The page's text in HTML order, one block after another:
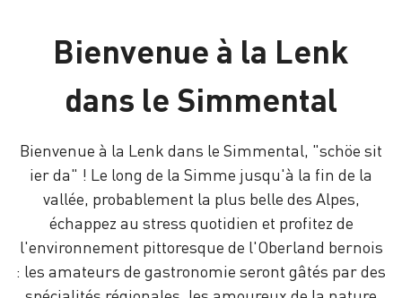
Bienvenue à la Lenk
dans le Simmental
Bienvenue à la Lenk dans le Simmental, "schöe sit
ier da" ! Le long de la Simme jusqu'à la fin de la
vallée, probablement la plus belle des Alpes,
échappez au stress quotidien et profitez de
l'environnement pittoresque de l'Oberland bernois
: les amateurs de gastronomie seront gâtés par des